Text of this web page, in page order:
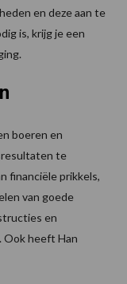
en deze aan te
is, krijg je een
boeren en
te
financiële prikkels,
van goede
en
Ook heeft Han